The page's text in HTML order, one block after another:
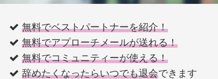
無料でベストパートナーを紹介！
無料でアプローチメールが送れる！
無料でコミュニティーが使える！
辞めたくなったらいつでも退会できます